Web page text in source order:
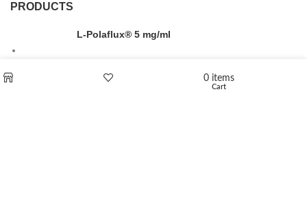
PRODUCTS
L-Polaflux® 5 mg/ml
0 items
Cart